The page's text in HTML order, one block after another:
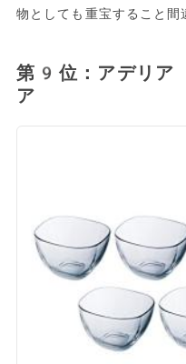
物としても重宝すること間
第9位：アデリ
ア